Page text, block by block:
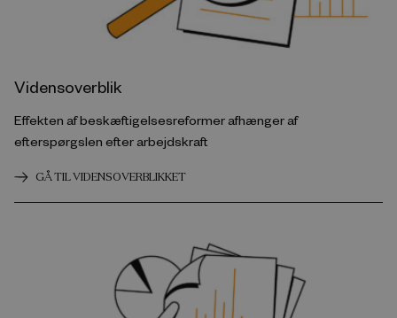
Vidensoverblik
Effekten af beskæftigelsesreformer afhænger af
efterspørgslen efter arbejdskraft
GÅ TIL VIDENSOVERBLIKKET